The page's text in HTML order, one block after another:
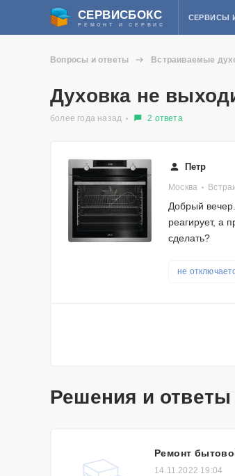
СЕРВИСБОКС
РЕМОНТ И СЕРВИС
СЕРВИСЫ
Вопросы и ответы Встраиваемые
Духовка не
более года назад 2 ответа
Петр
Москва
Добрый
реагирует, а
сделать?
не
Решения и ответы
Ремонт
14.11.2022 19:04